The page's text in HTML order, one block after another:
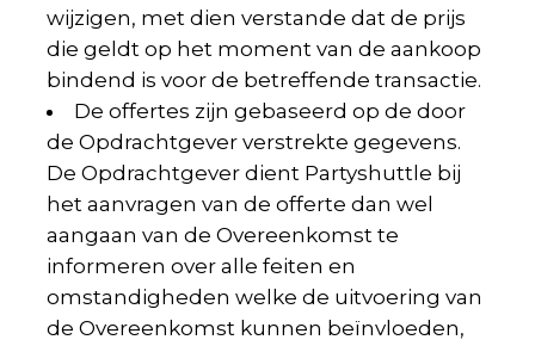
wijzigen, met dien verstande dat de prijs
die geldt op het moment van de aankoop
bindend is voor de betreffende transactie.
De offertes zijn gebaseerd op de door
de Opdrachtgever verstrekte gegevens.
De Opdrachtgever dient Partyshuttle bij
het aanvragen van de offerte dan wel
aangaan van de Overeenkomst te
informeren over alle feiten en
omstandigheden welke de uitvoering van
de Overeenkomst kunnen beïnvloeden,